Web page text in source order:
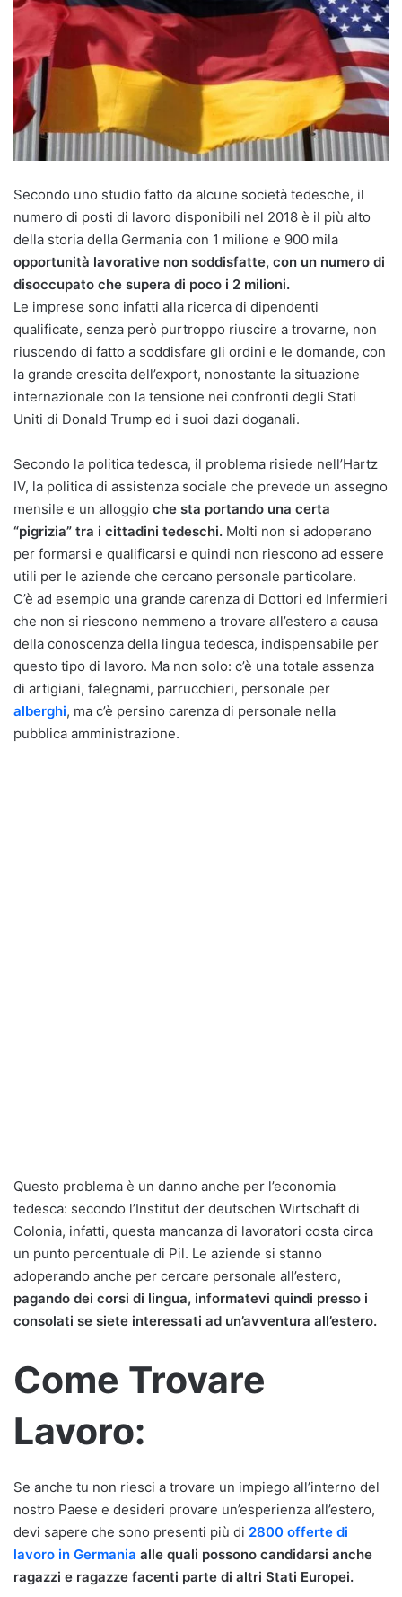
Secondo uno studio fatto da alcune società tedesche, il
numero di posti di lavoro disponibili nel 2018 è il più alto
della storia della Germania con 1 milione e 900 mila
opportunità lavorative non soddisfatte, con un numero di
disoccupato che supera di poco i 2 milioni.
Le imprese sono infatti alla ricerca di dipendenti
qualificate, senza però purtroppo riuscire a trovarne, non
riuscendo di fatto a soddisfare gli ordini e le domande, con
la grande crescita dell’export, nonostante la situazione
internazionale con la tensione nei confronti degli Stati
Uniti di Donald Trump ed i suoi dazi doganali.
Secondo la politica tedesca, il problema risiede nell’Hartz
IV, la politica di assistenza sociale che prevede un assegno
mensile e un alloggio che sta portando una certa
“pigrizia” tra i cittadini tedeschi. Molti non si adoperano
per formarsi e qualificarsi e quindi non riescono ad essere
utili per le aziende che cercano personale particolare.
C’è ad esempio una grande carenza di Dottori ed Infermieri
che non si riescono nemmeno a trovare all’estero a causa
della conoscenza della lingua tedesca, indispensabile per
questo tipo di lavoro. Ma non solo: c’è una totale assenza
di artigiani, falegnami, parrucchieri, personale per
alberghi, ma c’è persino carenza di personale nella
pubblica amministrazione.
Questo problema è un danno anche per l’economia
tedesca: secondo l’Institut der deutschen Wirtschaft di
Colonia, infatti, questa mancanza di lavoratori costa circa
un punto percentuale di Pil. Le aziende si stanno
adoperando anche per cercare personale all’estero,
pagando dei corsi di lingua, informatevi quindi presso i
consolati se siete interessati ad un’avventura all’estero.
Come Trovare
Lavoro:
Se anche tu non riesci a trovare un impiego all’interno del
nostro Paese e desideri provare un’esperienza all’estero,
devi sapere che sono presenti più di 2800 offerte di
lavoro in Germania alle quali possono candidarsi anche
ragazzi e ragazze facenti parte di altri Stati Europei.